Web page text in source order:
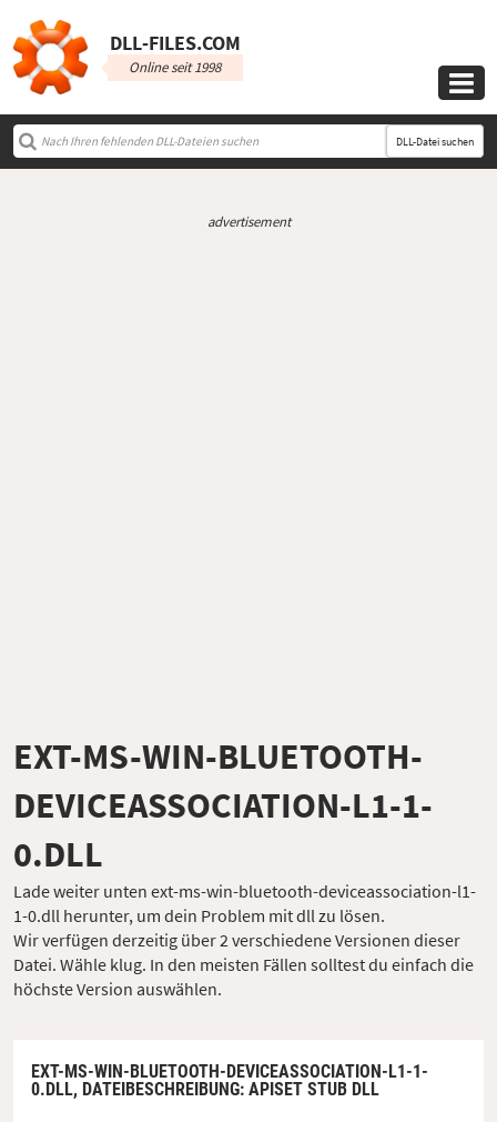
DLL‑FILES.COM
Online seit 1998

DLL-Datei suchen
advertisement
EXT-MS-WIN-BLUETOOTH-
DEVICEASSOCIATION-L1-1-
0.DLL
Lade weiter unten ext-ms-win-bluetooth-deviceassociation-l1-
1-0.dll herunter, um dein Problem mit dll zu lösen.
Wir verfügen derzeitig über 2 verschiedene Versionen dieser
Datei. Wähle klug. In den meisten Fällen solltest du einfach die
höchste Version auswählen.
EXT-MS-WIN-BLUETOOTH-DEVICEASSOCIATION-L1-1-
0.DLL, DATEIBESCHREIBUNG: APISET STUB DLL